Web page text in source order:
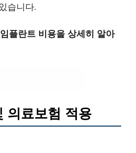
습니다.
플란트 비용을 상세히 알아
의료보험 적용